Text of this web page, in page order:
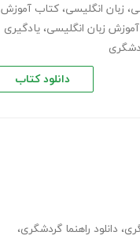
، زبان انگلیسی، کتاب آموزش
آموزش زبان انگلیسی، یادگیری
دانلود کتاب
، دانلود راهنما گردشگری،